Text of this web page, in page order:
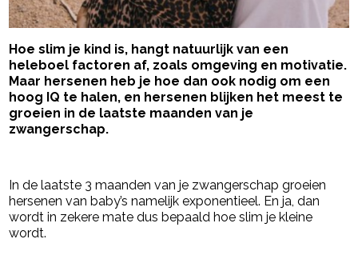
Hoe slim je kind is, hangt natuurlijk van een
heleboel factoren af, zoals omgeving en motivatie.
Maar hersenen heb je hoe dan ook nodig om een
hoog IQ te halen, en hersenen blijken het meest te
groeien in de laatste maanden van je
zwangerschap.
In de laatste 3 maanden van je zwangerschap groeien
hersenen van baby’s namelijk exponentieel. En ja, dan
wordt in zekere mate dus bepaald hoe slim je kleine
wordt.